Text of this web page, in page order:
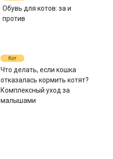
Обувь для котов: за и
против
Кот
Что делать, если кошка
отказалась кормить котят?
Комплексный уход за
малышами